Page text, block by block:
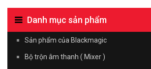
Danh mục sản phẩm
Sản phẩm của Blackmagic
Bộ trộn âm thanh ( Mixer )